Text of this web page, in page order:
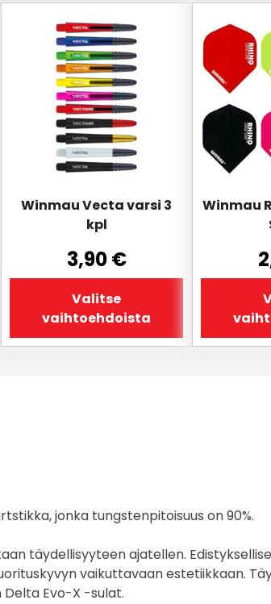
Winmau Vecta varsi 3
kpl
3,90€
Valitse
vaihtoehdoista
tuotteella
useampi
muunnelma.
valinnat
tuotteen
Winmau
Tällä
tuotteella
on
useampi
muunnelma.
Voit
tehdä
valinnat
tuotteen
jonka tungstenpitoisuus on 90%.
täydellisyyteen ajatellen.
vaikuttavaan estetiikkaan.
Evo-X -sulat.